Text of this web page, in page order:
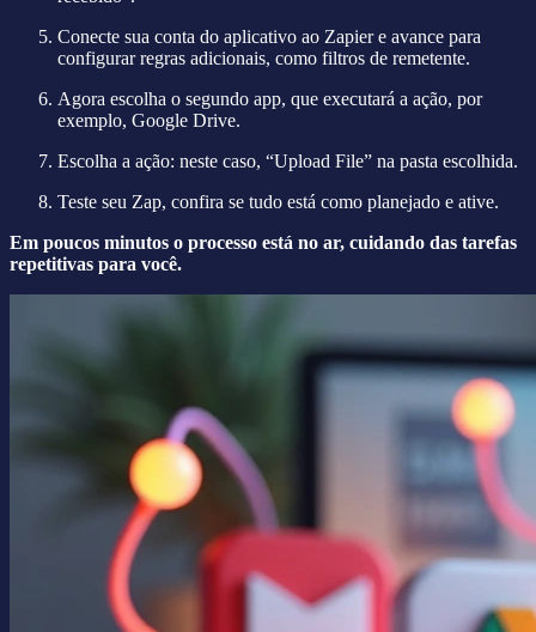
Conecte sua conta do aplicativo ao Zapier e avance para
configurar regras adicionais, como filtros de remetente.
Agora escolha o segundo app, que executará a ação, por
exemplo, Google Drive.
Escolha a ação: neste caso, “Upload File” na pasta escolhida.
Teste seu Zap, confira se tudo está como planejado e ative.
Em poucos minutos o processo está no ar, cuidando das tarefas
repetitivas para você.